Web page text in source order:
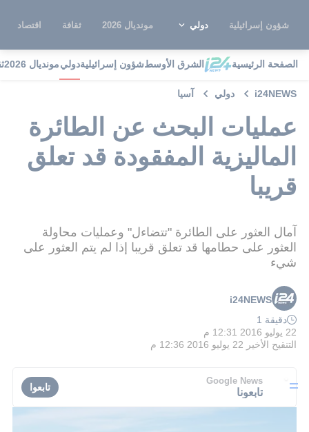
شؤون إسرائيلية دولي مونديال 2026 ثقافة اقتصاد
الصفحة الرئيسية الشرق الأوسطشؤون إسرائيليةدوليمونديال 2026
i24NEWS دولي آسيا
عمليات البحث عن الطائرة
الماليزية المفقودة قد تعلق
قريبا
آمال العثور على الطائرة "تتضاءل" وعمليات محاولة
العثور على حطامها قد تعلق قريبا إذا لم يتم العثور على
شيء
i24NEWS
دقيقة 1
22 يوليو 2016 12:31 م
التنقيح الأخير 22 يوليو 2016 12:36 م
Google News
تابعونا تابعوا